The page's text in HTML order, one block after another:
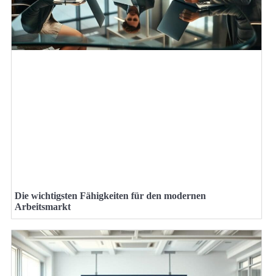
Die wichtigsten Fähigkeiten für den modernen
Arbeitsmarkt